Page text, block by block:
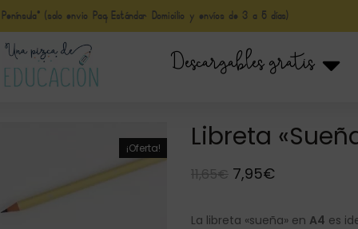
(solo envio Paq Estándar Domicilio y envíos de 3 a 5 días)
Descargables gratis
¡Oferta! Libreta
11,65€ 7,95€
La libreta «sueña» en A4 es